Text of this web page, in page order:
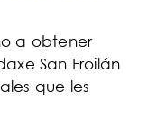
a obtener
San Froilán
que les